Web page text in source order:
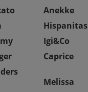
Anekke
Hispanitas
Igi&Co
Caprice
Melissa